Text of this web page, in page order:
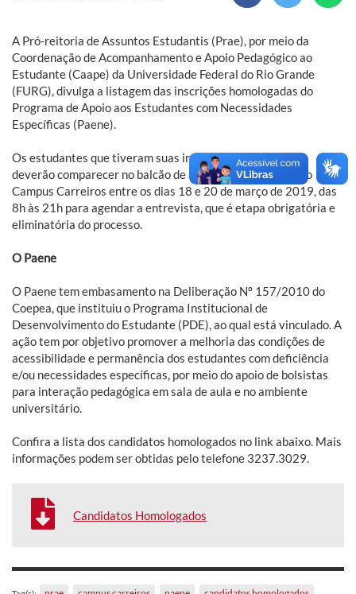
A Pró-reitoria de Assuntos Estudantis (Prae), por meio da
Coordenação de Acompanhamento e Apoio Pedagógico ao
Estudante (Caape) da Universidade Federal do Rio Grande
(FURG), divulga a listagem das inscrições homologadas do
Programa de Apoio aos Estudantes com Necessidades
Específicas (Paene).
Os estudantes que tiveram suas inscrições homologadas
deverão comparecer no balcão de atendimento da Prae no
Campus Carreiros entre os dias 18 e 20 de março de 2019, das
8h às 21h para agendar a entrevista, que é etapa obrigatória e
eliminatória do processo.
O Paene
O Paene tem embasamento na Deliberação Nº 157/2010 do
Coepea, que instituiu o Programa Institucional de
Desenvolvimento do Estudante (PDE), ao qual está vinculado. A
ação tem por objetivo promover a melhoria das condições de
acessibilidade e permanência dos estudantes com deficiência
e/ou necessidades específicas, por meio do apoio de bolsistas
para interação pedagógica em sala de aula e no ambiente
universitário.
Confira a lista dos candidatos homologados no link abaixo. Mais
informações podem ser obtidas pelo telefone 3237.3029.
Candidatos Homologados